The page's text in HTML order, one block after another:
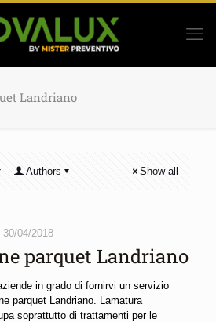
Landriano
Authors Show all
30/04/2018
parquet Landriano
in grado di fornirvi un servizio
parquet Landriano. Lamatura
soprattutto di trattamenti per le